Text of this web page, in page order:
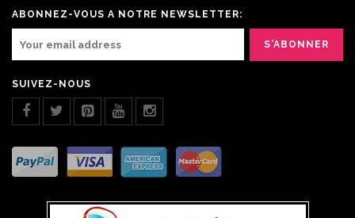
ABONNEZ-VOUS A NOTRE NEWSLETTER:
SUIVEZ-NOUS